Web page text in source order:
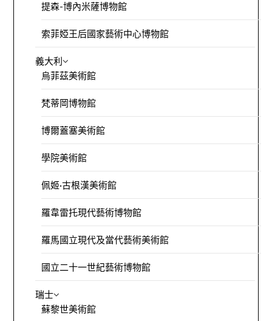
提森-博內米薩博物館
索菲婭王后國家藝術中心博物館
義大利
烏菲茲美術館
梵蒂岡博物館
博爾蓋塞美術館
學院美術館
佩姬·古根漢美術館
羅韋雷托現代藝術博物館
羅馬國立現代及當代藝術美術館
國立二十一世紀藝術博物館
瑞士
蘇黎世美術館